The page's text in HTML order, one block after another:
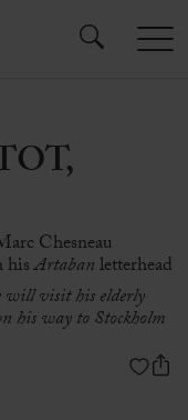
Chesneau
hisArtabanletterhead
will visit his elderly
his way to Stockholm